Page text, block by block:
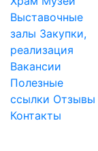
Выставочные
залы Закупки,
реализация
Вакансии
Полезные
ссылки Отзывы
Контакты